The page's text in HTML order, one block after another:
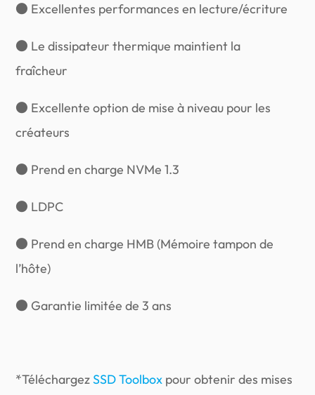
● Excellentes performances en lecture/écriture
● Le dissipateur thermique maintient la
fraîcheur
● Excellente option de mise à niveau pour les
créateurs
● Prend en charge NVMe 1.3
● LDPC
● Prend en charge HMB (Mémoire tampon de
l’hôte)
● Garantie limitée de 3 ans
*TéléchargezSSD Toolbox pour obtenir des mises